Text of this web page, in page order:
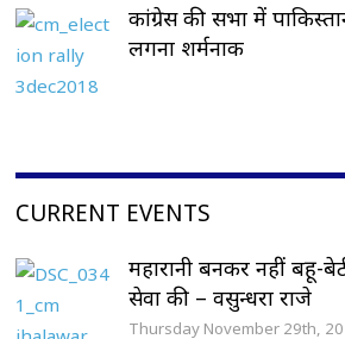
कांग्रेस की सभा में
लगना शर्मनाक
CURRENT EVENTS
महारानी बनकर नहीं बहू-
सेवा की – वसुन्धरा राजे
Thursday November 29th,